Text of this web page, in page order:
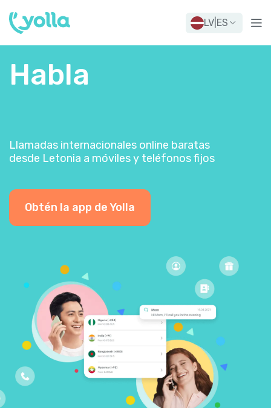
LV ES
Habla
Llamadas internacionales online baratas
desde Letonia a móviles y teléfonos fijos
Obtén la app de Yolla